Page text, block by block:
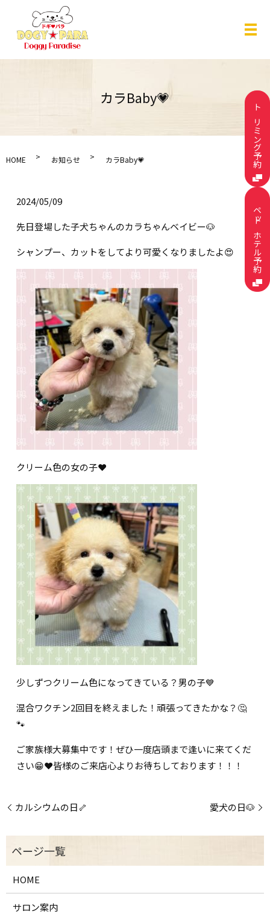
メ
トリミング予約
ペットホテル予約
カラBaby💗
HOME お知らせ カラBaby💗
2024/05/09
先日登場した子犬ちゃんのカラちゃんベイビー🐶
シャンプー、カットをしてより可愛くなりましたよ😍
クリーム色の女の子❤
少しずつクリーム色になってきている？男の子💙
混合ワクチン2回目を終えました！頑張ってきたかな？🤔
🐾
ご家族様大募集中です！ぜひ一度店頭まで逢いに来てくだ
さい😁❤️皆様のご来店心よりお待ちしております！！！
カルシウムの日🦴 愛犬の日🐶
HOME
サロン案内